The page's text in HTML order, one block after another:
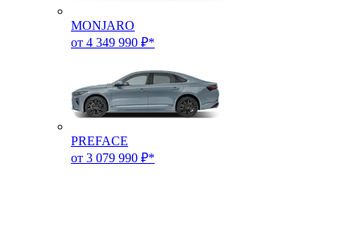
MONJARO
от 4 349 990 ₽*
PREFACE
от 3 079 990 ₽*